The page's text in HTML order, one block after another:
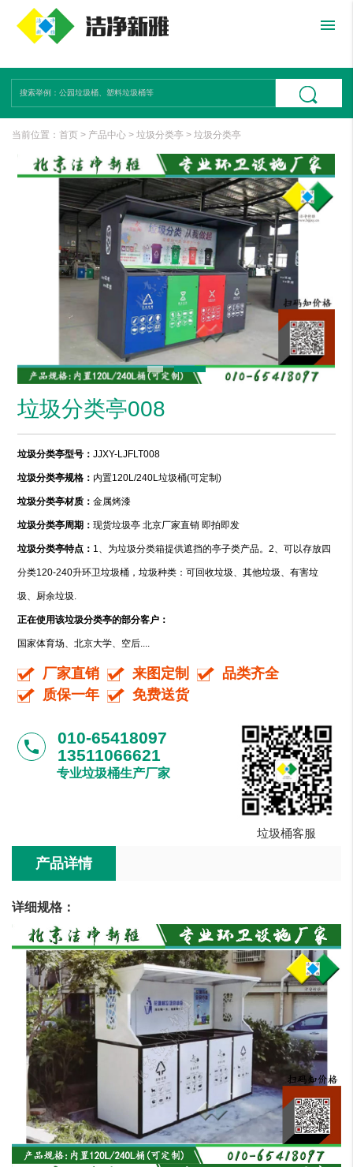
menu
当前位置： 首页> 产品中心> 垃圾分类亭> 垃圾分类亭
垃圾分类亭008
垃圾分类亭型号：JJXY-LJFLT008
垃圾分类亭规格： 内置120L/240L垃圾桶(可定制)
垃圾分类亭材质：金属烤漆
垃圾分类亭周期：现货垃圾亭 北京厂家直销 即拍即发
垃圾分类亭特点： 1、为垃圾分类箱提供遮挡的亭子类产品。2、可以存放四
分类120-240升环卫垃圾桶，垃圾种类：可回收垃圾、其他垃圾、有害垃
圾、厨余垃圾.
正在使用该垃圾分类亭的部分客户：
国家体育场、北京大学、空后....
厂家直销 来图定制
品类齐全
质保一年
免费送货
phone
010-65418097
13511066621
专业垃圾桶生产厂家
垃圾桶客服
产品详情
详细规格：